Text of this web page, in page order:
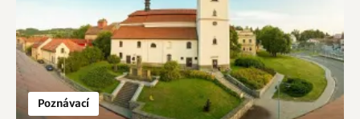
Poznávací